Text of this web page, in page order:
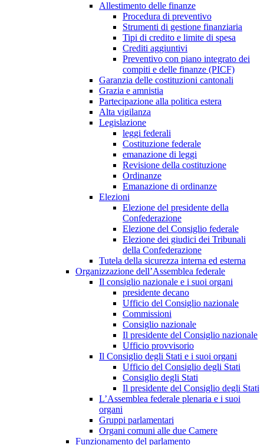
Allestimento delle finanze
Procedura di preventivo
Strumenti di gestione finanziaria
Tipi di credito e limite di spesa
Crediti aggiuntivi
Preventivo con piano integrato dei
compiti e delle finanze (PICF)
Garanzia delle costituzioni cantonali
Grazia e amnistia
Partecipazione alla politica estera
Alta vigilanza
Legislazione
leggi federali
Costituzione federale
emanazione di leggi
Revisione della costituzione
Ordinanze
Emanazione di ordinanze
Elezioni
Elezione del presidente della
Confederazione
Elezione del Consiglio federale
Elezione dei giudici dei Tribunali
della Confederazione
Tutela della sicurezza interna ed esterna
Organizzazione dell’Assemblea federale
Il consiglio nazionale e i suoi organi
presidente decano
Ufficio del Consiglio nazionale
Commissioni
Consiglio nazionale
Il presidente del Consiglio nazionale
Ufficio provvisorio
Il Consiglio degli Stati e i suoi organi
Ufficio del Consiglio degli Stati
Consiglio degli Stati
Il presidente del Consiglio degli Stati
L’Assemblea federale plenaria e i suoi
organi
Gruppi parlamentari
Organi comuni alle due Camere
Funzionamento del parlamento